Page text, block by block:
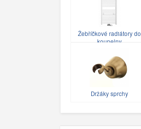
Žebříčkové radiátory do
koupelny
Držáky sprchy